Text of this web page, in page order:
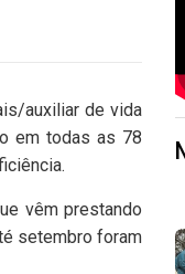
auxiliar de vida
em todas as 78
vêm prestando
setembro foram